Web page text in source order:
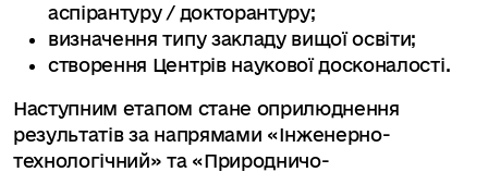
аспірантуру / докторантуру;
визначення типу закладу вищої освіти;
створення Центрів наукової досконалості.
Наступним етапом стане оприлюднення
результатів за напрямами «Інженерно-
технологічний» та «Природничо-